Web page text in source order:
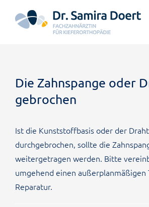
Inhalt
Die Zahnspange oder
gebrochen
Ist die Kunststoffbasis oder der Draht
durchgebrochen, sollte die
weitergetragen werden. Bitte
umgehend einen außerplanmäßigen
Reparatur.